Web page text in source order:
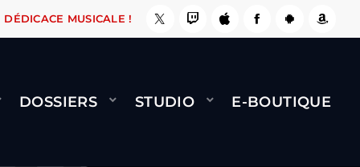
ÇA LE FAIT ! NAMI BERNARD MINET -
DÉDICACE MUSICALE !
DOSSIERS STUDIO E-BOUTIQUE